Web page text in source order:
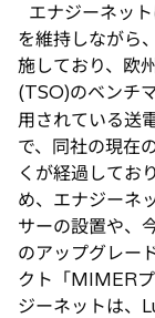
い
タ
ブ
で
開
く
エナジーネッ
を維持しながら
施しており、欧
(TSO)のベンチ
用されている送
で、同社の現在
くが経過してお
め、エナジーネ
サーの設置や、
のアップグレー
クト「MIMER
ジーネットは、